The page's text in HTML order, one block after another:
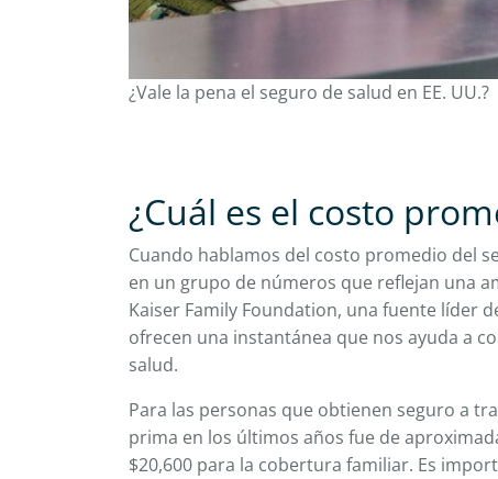
¿Vale la pena el seguro de salud en EE. UU.?
¿Cuál es el costo
Cuando hablamos del costo promedio del
en un grupo de números que reflejan una
Kaiser Family Foundation, una fuente líder
ofrecen una instantánea que nos ayuda a
salud.
Para las personas que obtienen seguro a
prima en los últimos años fue de
$20,600 para la cobertura familiar. Es